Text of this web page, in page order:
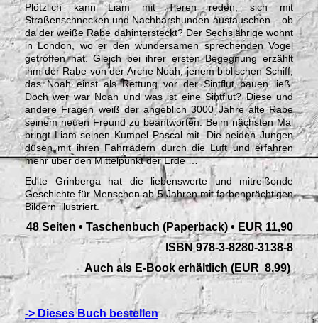
Plötzlich kann Liam mit Tieren reden, sich mit
Straßenschnecken und Nachbarshunden austauschen – ob
da der weiße Rabe dahintersteckt? Der Sechsjährige wohnt
in London, wo er den wundersamen sprechenden Vogel
getroffen hat. Gleich bei ihrer ersten Begegnung erzählt
ihm der Rabe von der Arche Noah, jenem biblischen Schiff,
das Noah einst als Rettung vor der Sintflut bauen ließ.
Doch wer war Noah und was ist eine Sintflut? Diese und
andere Fragen weiß der angeblich 3000 Jahre alte Rabe
seinem neuen Freund zu beantworten. Beim nächsten Mal
bringt Liam seinen Kumpel Pascal mit. Die beiden Jungen
düsen mit ihren Fahrrädern durch die Luft und erfahren
mehr über den Mittelpunkt der Erde …
Edite Grinberga hat die liebenswerte und mitreißende
Geschichte für Menschen ab 5 Jahren mit farbenprächtigen
Bildern illustriert.
48 Seiten • Taschenbuch (Paperback) • EUR 11,90
ISBN 978-3-8280-3138-8
Auch als E-Book erhältlich (EUR 8,99)
-> Dieses Buch bestellen